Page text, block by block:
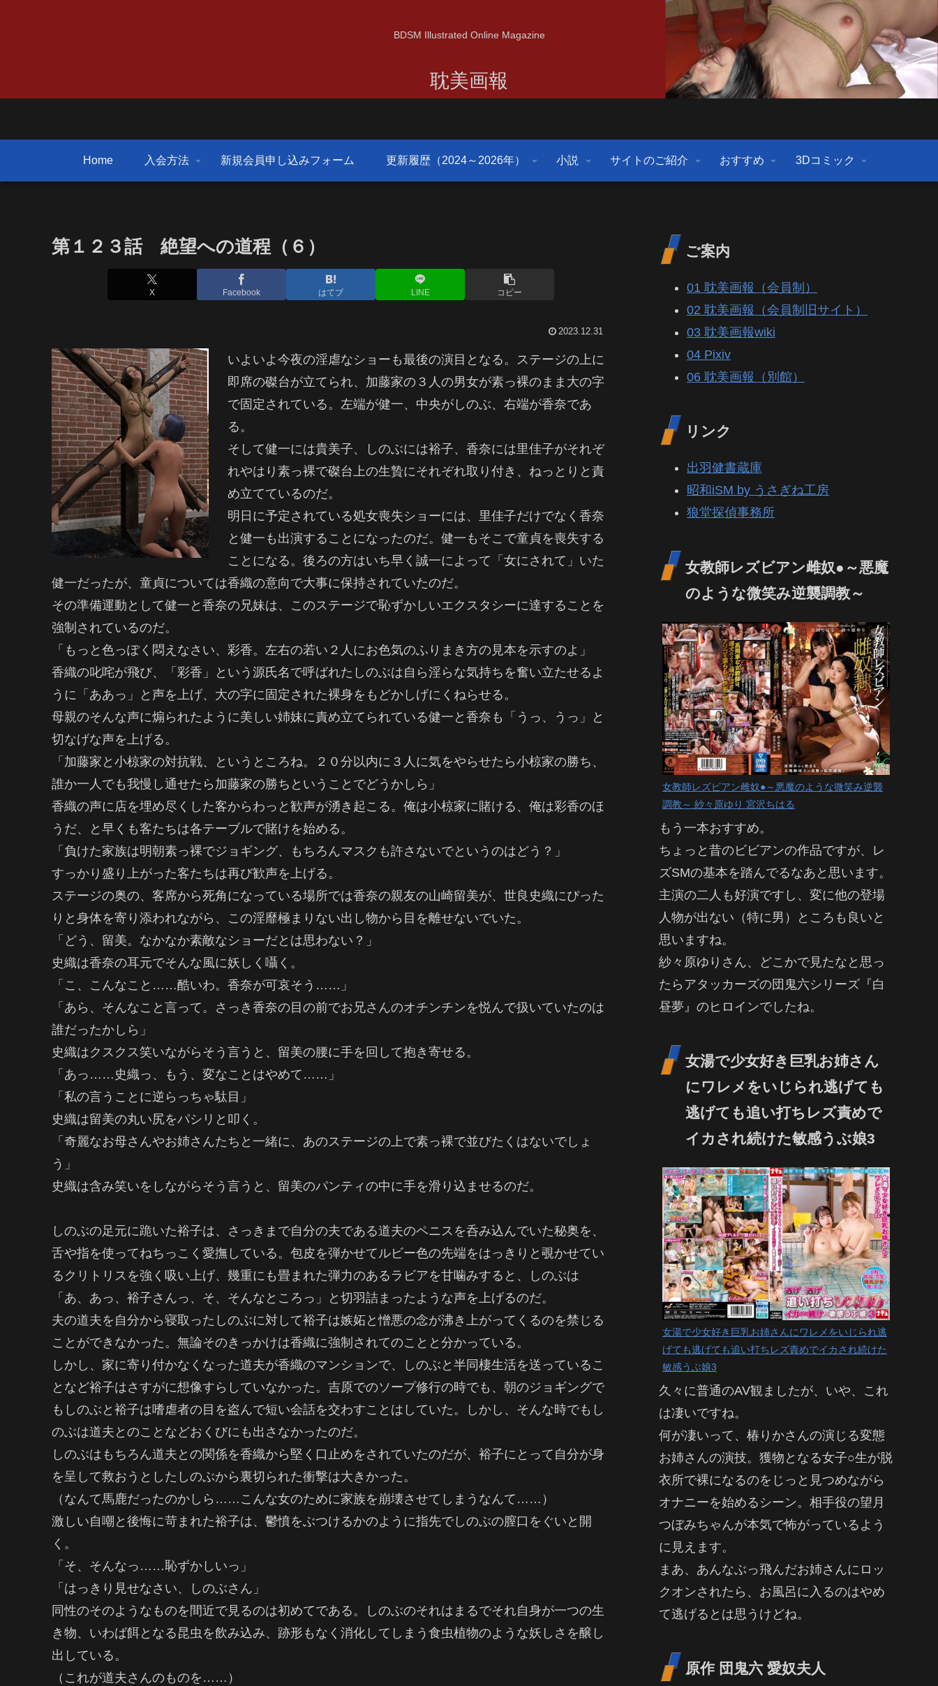
BDSM Illustrated Online Magazine
耽美画報
Home 入会方法 新規会員申し込みフォーム 更新履歴（2024～2026年） 小説 サイトのご紹介 おすすめ 3Dコミック
第１２３話 絶望への道程（６）
X Facebook はてブ LINE コピー
2023.12.31
いよいよ今夜の淫虐なショーも最後の演目となる。ステージの上に
即席の磔台が立てられ、加藤家の３人の男女が素っ裸のまま大の字
で固定されている。左端が健一、中央がしのぶ、右端が香奈であ
る。
そして健一には貴美子、しのぶには裕子、香奈には里佳子がそれぞ
れやはり素っ裸で磔台上の生贄にそれぞれ取り付き、ねっとりと責
め立てているのだ。
明日に予定されている処女喪失ショーには、里佳子だけでなく香奈
と健一も出演することになったのだ。健一もそこで童貞を喪失する
ことになる。後ろの方はいち早く誠一によって「女にされて」いた
健一だったが、童貞については香織の意向で大事に保持されていたのだ。
その準備運動として健一と香奈の兄妹は、このステージで恥ずかしいエクスタシーに達することを
強制されているのだ。
「もっと色っぽく悶えなさい、彩香。左右の若い２人にお色気のふりまき方の見本を示すのよ」
香織の叱咤が飛び、「彩香」という源氏名で呼ばれたしのぶは自ら淫らな気持ちを奮い立たせるよ
うに「ああっ」と声を上げ、大の字に固定された裸身をもどかしげにくねらせる。
母親のそんな声に煽られたように美しい姉妹に責め立てられている健一と香奈も「うっ、うっ」と
切なげな声を上げる。
「加藤家と小椋家の対抗戦、というところね。２０分以内に３人に気をやらせたら小椋家の勝ち、
誰か一人でも我慢し通せたら加藤家の勝ちということでどうかしら」
香織の声に店を埋め尽くした客からわっと歓声が湧き起こる。俺は小椋家に賭ける、俺は彩香のほ
うだ、と早くも客たちは各テーブルで賭けを始める。
「負けた家族は明朝素っ裸でジョギング、もちろんマスクも許さないでというのはどう？」
すっかり盛り上がった客たちは再び歓声を上げる。
ステージの奥の、客席から死角になっている場所では香奈の親友の山崎留美が、世良史織にぴった
りと身体を寄り添われながら、この淫靡極まりない出し物から目を離せないでいた。
「どう、留美。なかなか素敵なショーだとは思わない？」
史織は香奈の耳元でそんな風に妖しく囁く。
「こ、こんなこと……酷いわ。香奈が可哀そう……」
「あら、そんなこと言って。さっき香奈の目の前でお兄さんのオチンチンを悦んで扱いていたのは
誰だったかしら」
史織はクスクス笑いながらそう言うと、留美の腰に手を回して抱き寄せる。
「あっ……史織っ、もう、変なことはやめて……」
「私の言うことに逆らっちゃ駄目」
史織は留美の丸い尻をパシリと叩く。
「奇麗なお母さんやお姉さんたちと一緒に、あのステージの上で素っ裸で並びたくはないでしょ
う」
史織は含み笑いをしながらそう言うと、留美のパンティの中に手を滑り込ませるのだ。
しのぶの足元に跪いた裕子は、さっきまで自分の夫である道夫のペニスを呑み込んでいた秘奥を、
舌や指を使ってねちっこく愛撫している。包皮を弾かせてルビー色の先端をはっきりと覗かせてい
るクリトリスを強く吸い上げ、幾重にも畳まれた弾力のあるラビアを甘噛みすると、しのぶは
「あ、あっ、裕子さんっ、そ、そんなところっ」と切羽詰まったような声を上げるのだ。
夫の道夫を自分から寝取ったしのぶに対して裕子は嫉妬と憎悪の念が沸き上がってくるのを禁じる
ことができなかった。無論そのきっかけは香織に強制されてのことと分かっている。
しかし、家に寄り付かなくなった道夫が香織のマンションで、しのぶと半同棲生活を送っているこ
となど裕子はさすがに想像すらしていなかった。吉原でのソープ修行の時でも、朝のジョギングで
もしのぶと裕子は嗜虐者の目を盗んで短い会話を交わすことはしていた。しかし、そんな時でもし
のぶは道夫とのことなどおくびにも出さなかったのだ。
しのぶはもちろん道夫との関係を香織から堅く口止めをされていたのだが、裕子にとって自分が身
を呈して救おうとしたしのぶから裏切られた衝撃は大きかった。
（なんて馬鹿だったのかしら……こんな女のために家族を崩壊させてしまうなんて……）
激しい自嘲と後悔に苛まれた裕子は、鬱憤をぶつけるかのように指先でしのぶの膣口をぐいと開
く。
「そ、そんなっ……恥ずかしいっ」
「はっきり見せなさい、しのぶさん」
同性のそのようなものを間近で見るのは初めてである。しのぶのそれはまるでそれ自身が一つの生
き物、いわば餌となる昆虫を飲み込み、跡形もなく消化してしまう食虫植物のような妖しさを醸し
出している。
（これが道夫さんのものを……）
ご案内
01 耽美画報（会員制）
02 耽美画報（会員制旧サイト）
03 耽美画報wiki
04 Pixiv
06 耽美画報（別館）
リンク
出羽健書蔵庫
昭和iSM by うさぎね工房
狼堂探偵事務所
女教師レズビアン雌奴●～悪魔
のような微笑み逆襲調教～
女教師レズビアン雌奴●～悪魔のような微笑み逆襲
調教～ 紗々原ゆり 宮沢ちはる
もう一本おすすめ。
ちょっと昔のビビアンの作品ですが、レ
ズSMの基本を踏んでるなあと思います。
主演の二人も好演ですし、変に他の登場
人物が出ない（特に男）ところも良いと
思いますね。
紗々原ゆりさん、どこかで見たなと思っ
たらアタッカーズの団鬼六シリーズ『白
昼夢』のヒロインでしたね。
女湯で少女好き巨乳お姉さん
にワレメをいじられ逃げても
逃げても追い打ちレズ責めで
イカされ続けた敏感うぶ娘3
女湯で少女好き巨乳お姉さんにワレメをいじられ逃
げても逃げても追い打ちレズ責めでイカされ続けた
敏感うぶ娘3
久々に普通のAV観ましたが、いや、これ
は凄いですね。
何が凄いって、椿りかさんの演じる変態
お姉さんの演技。獲物となる女子○生が脱
衣所で裸になるのをじっと見つめながら
オナニーを始めるシーン。相手役の望月
つぼみちゃんが本気で怖がっているよう
に見えます。
まあ、あんなぶっ飛んだお姉さんにロッ
クオンされたら、お風呂に入るのはやめ
て逃げるとは思うけどね。
原作 団鬼六 愛奴夫人